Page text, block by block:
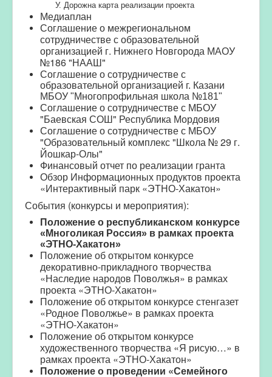
У. Дорожна карта реализации проекта
Медиаплан
Соглашение о межрегиональном
сотрудничестве с образовательной
организацией г. Нижнего Новгорода МАОУ
№186 "НААШ"
Соглашение о сотрудничестве с
образовательной организацией г. Казани
МБОУ "Многопрофильная школа №181"
Соглашение о сотрудничестве с МБОУ
"Баевская СОШ" Республика Мордовия
Соглашение о сотрудничестве с МБОУ
"Образовательный комплекс "Школа № 29 г.
Йошкар-Олы"
Финансовый отчет по реализации гранта
Обзор Информационных продуктов проекта
«Интерактивный парк «ЭТНО-Хакатон»
События (конкурсы и мероприятия):
Положение о республиканском конкурсе
«Многоликая Россия» в рамках проекта
«ЭТНО-Хакатон»
Положение об открытом конкурсе
декоративно-прикладного творчества
«Наследие народов Поволжья» в рамках
проекта «ЭТНО-Хакатон»
Положение об открытом конкурсе стенгазет
«Родное Поволжье» в рамках проекта
«ЭТНО-Хакатон»
Положение об открытом конкурсе
художественного творчества «Я рисую…» в
рамках проекта «ЭТНО-Хакатон»
Положение о проведении «Семейного